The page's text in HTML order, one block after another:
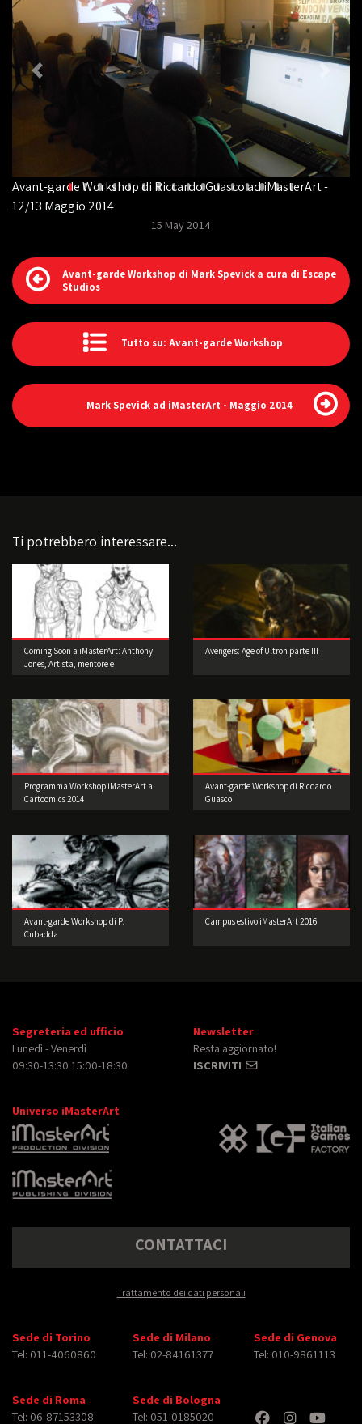
Avant-garde Workshop di Riccardo Guasco ad iMasterArt -
12/13 Maggio 2014
15 May 2014
Avant-garde Workshop di Mark Spevick a cura di Escape
Studios
Tutto su: Avant-garde Workshop
Mark Spevick ad iMasterArt - Maggio 2014
Ti potrebbero interessare...
Coming Soon a iMasterArt: Anthony
Jones, Artista, mentore e
Avengers: Age of Ultron parte III
Programma Workshop iMasterArt a
Cartoomics 2014
Avant-garde Workshop di Riccardo
Guasco
Avant-garde Workshop di P.
Cubadda
Campus estivo iMasterArt 2016
Segreteria ed ufficio
Lunedì - Venerdì
09:30-13:30 15:00-18:30
Newsletter
Resta aggiornato!
ISCRIVITI
Universo iMasterArt
CONTATTACI
Trattamento dei dati personali
Sede di Torino
Tel: 011-4060860
Sede di Milano
Tel: 02-84161377
Sede di Genova
Tel: 010-9861113
Sede di Roma
Tel: 06-87153308
Sede di Bologna
Tel: 051-0185020